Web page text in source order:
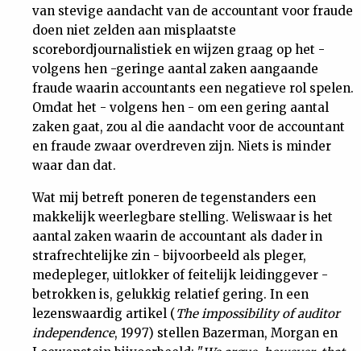
van stevige aandacht van de accountant voor fraude
doen niet zelden aan misplaatste
scorebordjournalistiek en wijzen graag op het -
volgens hen -geringe aantal zaken aangaande
fraude waarin accountants een negatieve rol spelen.
Omdat het - volgens hen - om een gering aantal
zaken gaat, zou al die aandacht voor de accountant
en fraude zwaar overdreven zijn. Niets is minder
waar dan dat.
Wat mij betreft poneren de tegenstanders een
makkelijk weerlegbare stelling. Weliswaar is het
aantal zaken waarin de accountant als dader in
strafrechtelijke zin - bijvoorbeeld als pleger,
medepleger, uitlokker of feitelijk leidinggever -
betrokken is, gelukkig relatief gering. In een
lezenswaardig artikel (The impossibility of auditor
independence, 1997) stellen Bazerman, Morgan en